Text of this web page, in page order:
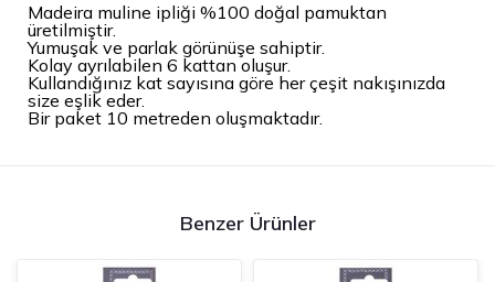
Madeira muline ipliği %100 doğal pamuktan
üretilmiştir.
Yumuşak ve parlak görünüşe sahiptir.
Kolay ayrılabilen 6 kattan oluşur.
Kullandığınız kat sayısına göre her çeşit nakışınızda
size eşlik eder.
Bir paket 10 metreden oluşmaktadır.
Benzer Ürünler